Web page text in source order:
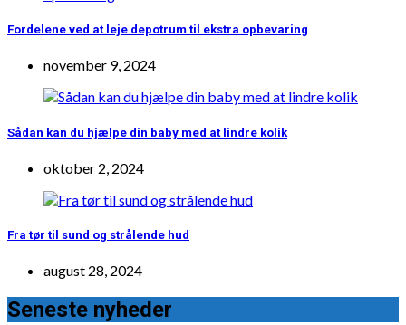
Fordelene ved at leje depotrum til ekstra opbevaring
november 9, 2024
Sådan kan du hjælpe din baby med at lindre kolik
oktober 2, 2024
Fra tør til sund og strålende hud
august 28, 2024
Seneste nyheder